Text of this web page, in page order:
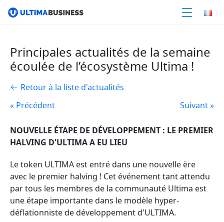
Principales actualités de la semaine
écoulée de l’écosystème Ultima !
Retour à la liste d'actualités
« Précédent
Suivant »
NOUVELLE ÉTAPE DE DÉVELOPPEMENT : LE PREMIER
HALVING D'ULTIMA A EU LIEU
Le token ULTIMA est entré dans une nouvelle ère
avec le premier halving ! Cet événement tant attendu
par tous les membres de la communauté Ultima est
une étape importante dans le modèle hyper-
déflationniste de développement d'ULTIMA.